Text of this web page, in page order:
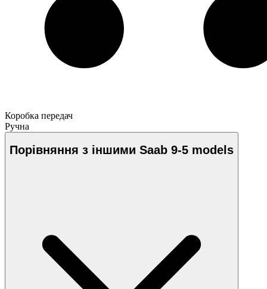
Коробка передач
Ручна
Порівняння з іншими Saab 9-5 models